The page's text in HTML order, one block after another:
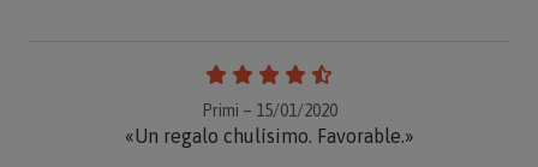
Primi – 15/01/2020
«Un regalo chulísimo. Favorable.»